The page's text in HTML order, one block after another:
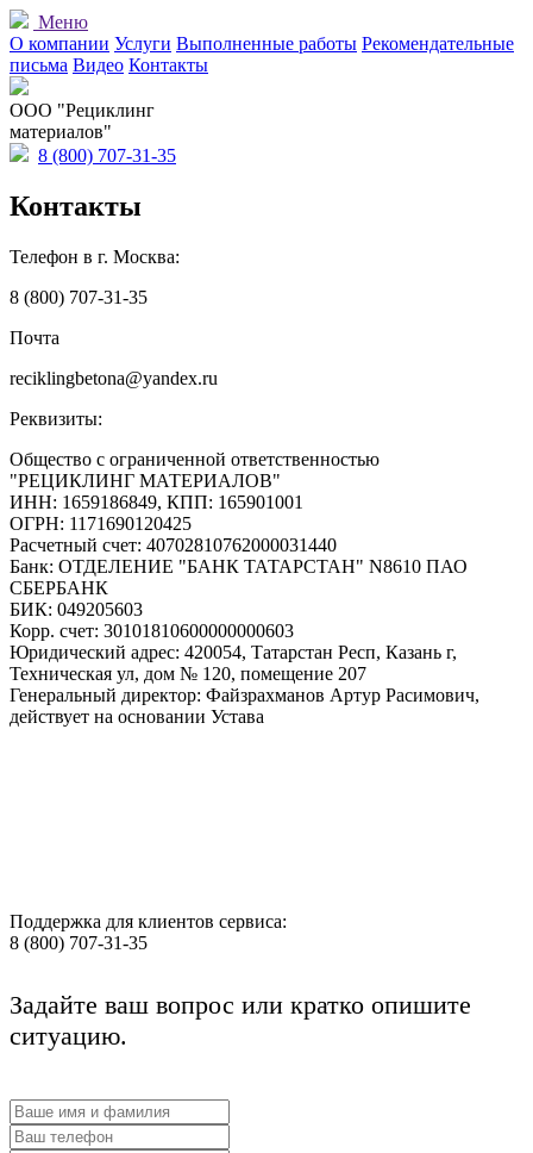
Меню
О компании Услуги Выполненные работы Рекомендательные
письма Видео Контакты
OOO "Рециклинг
материалов"
8 (800) 707-31-35
Контакты
Телефон в г. Москва:
8 (800) 707-31-35
Почта
reciklingbetona@yandex.ru
Реквизиты:
Общество с ограниченной ответственностью
"РЕЦИКЛИНГ МАТЕРИАЛОВ"
ИНН: 1659186849, КПП: 165901001
ОГРН: 1171690120425
Расчетный счет: 40702810762000031440
Банк: ОТДЕЛЕНИЕ "БАНК ТАТАРСТАН" N8610 ПАО
СБЕРБАНК
БИК: 049205603
Корр. счет: 30101810600000000603
Юридический адрес: 420054, Татарстан Респ, Казань г,
Техническая ул, дом № 120, помещение 207
Генеральный директор: Файзрахманов Артур Расимович,
действует на основании Устава
Поддержка для клиентов сервиса:
8 (800) 707-31-35
Задайте ваш вопрос или кратко опишите
ситуацию.